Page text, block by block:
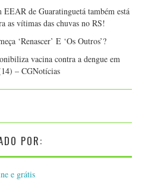
EEAR de Guaratinguetá também está
as vítimas das chuvas no RS!
‘Renascer’ E ‘Os Outros’?
vacina contra a dengue em
– CGNotícias
POR:
e grátis